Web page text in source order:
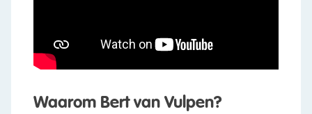
Waarom Bert van Vulpen?